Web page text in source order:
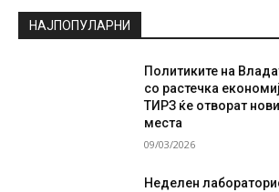
НАЈПОПУЛАРНИ
Политиките на
со растечка
ТИРЗ ќе отворат
места
09/03/2026
Неделен